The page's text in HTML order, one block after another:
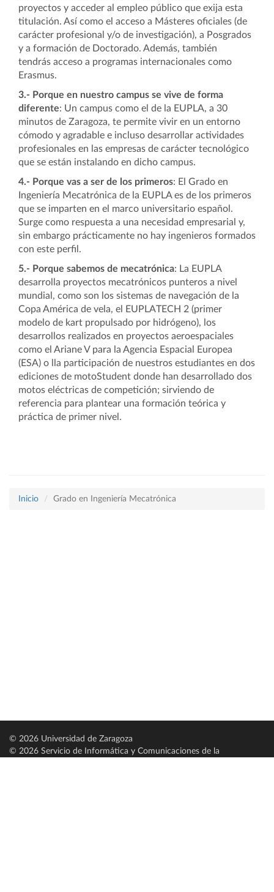
proyectos y acceder al empleo público que exija esta
titulación. Así como el acceso a Másteres oficiales (de
carácter profesional y/o de investigación), a Posgrados
y a formación de Doctorado. Además, también
tendrás acceso a programas internacionales como
Erasmus.
3.- Porque en nuestro campus se vive de forma
diferente: Un campus como el de la EUPLA, a 30
minutos de Zaragoza, te permite vivir en un entorno
cómodo y agradable e incluso desarrollar actividades
profesionales en las empresas de carácter tecnológico
que se están instalando en dicho campus.
4.- Porque vas a ser de los primeros: El Grado en
Ingeniería Mecatrónica de la EUPLA es de los primeros
que se imparten en el marco universitario español.
Surge como respuesta a una necesidad empresarial y,
sin embargo prácticamente no hay ingenieros formados
con este perfil.
5.- Porque sabemos de mecatrónica: La EUPLA
desarrolla proyectos mecatrónicos punteros a nivel
mundial, como son los sistemas de navegación de la
Copa América de vela, el EUPLATECH 2 (primer
modelo de kart propulsado por hidrógeno), los
desarrollos realizados en proyectos aeroespaciales
como el Ariane V para la Agencia Espacial Europea
(ESA) o lla participación de nuestros estudiantes en dos
ediciones de motoStudent donde han desarrollado dos
motos eléctricas de competición; sirviendo de
referencia para plantear una formación teórica y
práctica de primer nivel.
Inicio Grado en Ingeniería Mecatrónica
© 2026 Universidad de Zaragoza
© 2026 Servicio de Informática y Comunicaciones de la